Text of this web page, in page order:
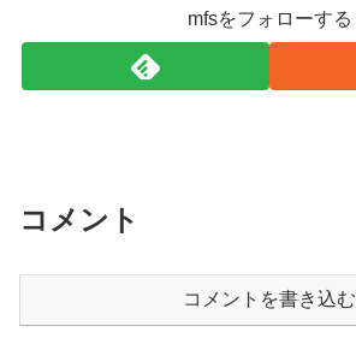
mfsをフォローする
コメント
コメントを書き込む